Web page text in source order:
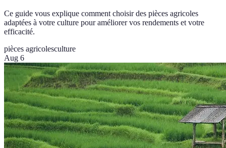
Ce guide vous explique comment choisir des pièces agricoles
adaptées à votre culture pour améliorer vos rendements et votre
efficacité.
pièces agricolesculture
Aug 6